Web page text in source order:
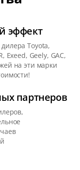
эффект
Toyota,
Exeed, Geely, GAC,
на эти марки
партнеров